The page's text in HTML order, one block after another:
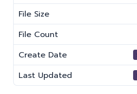
File Size
File Count
Create Date
Last Updated